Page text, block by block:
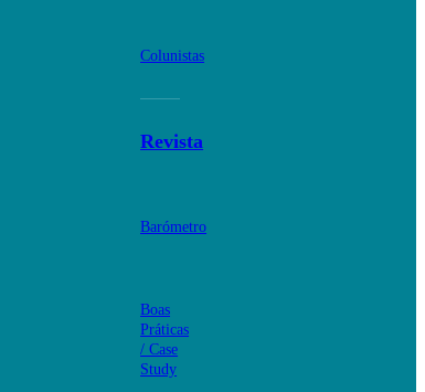
Colunistas
Revista
Barómetro
Boas
Práticas
/ Case
Study